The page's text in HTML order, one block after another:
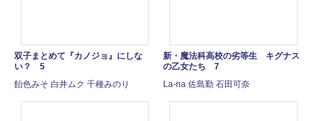
双子まとめて『カノジョ』にしな
い？ 5
飴色みそ 白井ムク 千種みのり
新・魔法科高校の劣等生 キグナス
の乙女たち 7
La-na 佐島勤 石田可奈